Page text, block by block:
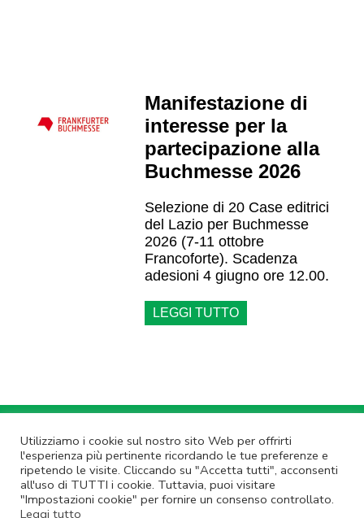
Utilizziamo i cookie sul nostro sito Web per offrirti
l'esperienza più pertinente ricordando le tue preferenze e
ripetendo le visite. Cliccando su "Accetta tutti", acconsenti
all'uso di TUTTI i cookie. Tuttavia, puoi visitare
"Impostazioni cookie" per fornire un consenso controllato.
Leggi tutto
Manifestazione di
interesse per la
partecipazione alla
Buchmesse 2026
Selezione di 20 Case editrici
del Lazio per Buchmesse
2026 (7-11 ottobre
Francoforte). Scadenza
adesioni 4 giugno ore 12.00.
LEGGI TUTTO
Annulla Iscrizione |Privacy Policy
Non rispondere a questa email.Contatta Lazio Innova
© Lazio Innova SpA – Via dell’Amba Aradam, 9 – 00184 Roma – Tel.
06.60.51.60 – P.IVA 05950941004